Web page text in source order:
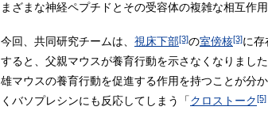
まざまな神経ペプチドとその受容体の複雑な相互作
今回、共同研究チームは、 視床下部[3]の室傍核[3]に存
すると、父親マウスが養育行動を示さなくなりまし
雄マウスの養育行動を促進する作用を持つことが分
くバソプレシンにも反応してしまう「クロストーク[5]